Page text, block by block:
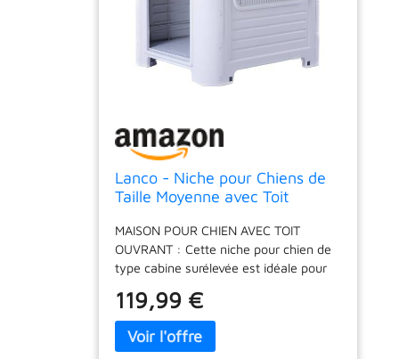
Lanco - Niche pour Chiens de
Taille Moyenne avec Toit
intérieure et extérieure avec
aérations. Matériau résistant.
87x72x75cm. Bleu et Blanc.
MAISON POUR CHIEN AVEC TOIT
OUVRANT : Cette niche pour chien de
type cabine surélevée est idéale pour
avoir sur votre terrasse, jardin, balcon,
salon, etc. Il dispose d'un toit à pignon
pour protéger votre animal des
119,99 €